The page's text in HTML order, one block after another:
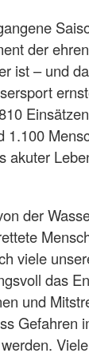
der
ist – und
1.100
akuter
der
viele
das
und
Gefahren